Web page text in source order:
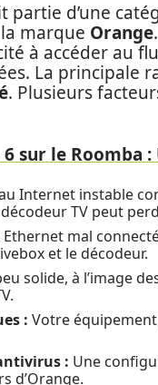
partie d’une
marque Orange
à accéder au
La principale
. Plusieurs
sur le Roomba
Internet instable
TV peut
Ethernet mal
et le décodeur.
solide, à l’image
: Votre
: Une
d’Orange.